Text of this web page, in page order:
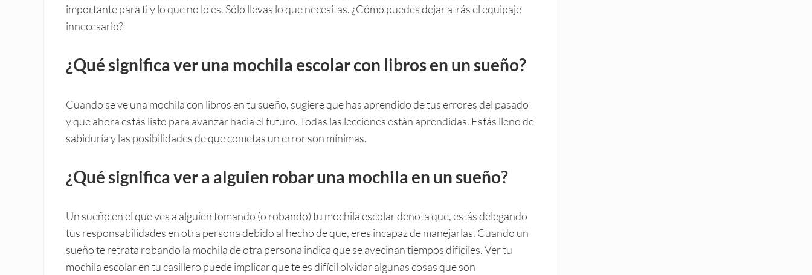
importante para ti y lo que no lo es. Sólo llevas lo que necesitas. ¿Cómo puedes dejar atrás el equipaje
innecesario?
¿Qué significa ver una mochila escolar con libros en un sueño?
Cuando se ve una mochila con libros en tu sueño, sugiere que has aprendido de tus errores del pasado
y que ahora estás listo para avanzar hacia el futuro. Todas las lecciones están aprendidas. Estás lleno de
sabiduría y las posibilidades de que cometas un error son mínimas.
¿Qué significa ver a alguien robar una mochila en un sueño?
Un sueño en el que ves a alguien tomando (o robando) tu mochila escolar denota que, estás delegando
tus responsabilidades en otra persona debido al hecho de que, eres incapaz de manejarlas. Cuando un
sueño te retrata robando la mochila de otra persona indica que se avecinan tiempos difíciles. Ver tu
mochila escolar en tu casillero puede implicar que te es difícil olvidar algunas cosas que son